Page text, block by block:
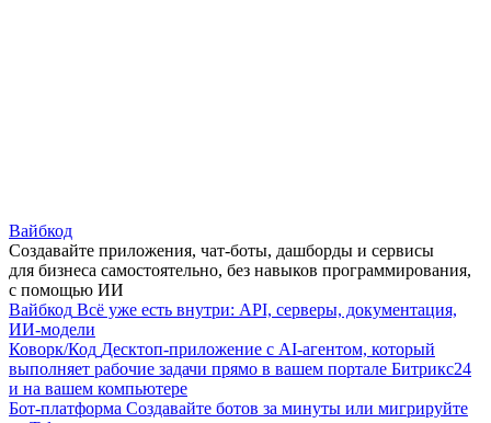
Вайбкод
Создавайте приложения, чат-боты, дашборды и сервисы
для бизнеса самостоятельно, без навыков программирования,
с помощью ИИ
Вайбкод Всё уже есть внутри: API, серверы, документация,
ИИ-модели
Коворк/Код Десктоп-приложение с AI-агентом, который
выполняет рабочие задачи прямо в вашем портале Битрикс24
и на вашем компьютере
Бот-платформа Создавайте ботов за минуты или мигрируйте